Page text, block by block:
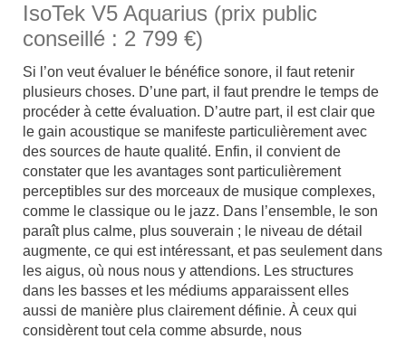
IsoTek V5 Aquarius (prix public
conseillé : 2 799 €)
Si l’on veut évaluer le bénéfice sonore, il faut retenir
plusieurs choses. D’une part, il faut prendre le temps de
procéder à cette évaluation. D’autre part, il est clair que
le gain acoustique se manifeste particulièrement avec
des sources de haute qualité. Enfin, il convient de
constater que les avantages sont particulièrement
perceptibles sur des morceaux de musique complexes,
comme le classique ou le jazz. Dans l’ensemble, le son
paraît plus calme, plus souverain ; le niveau de détail
augmente, ce qui est intéressant, et pas seulement dans
les aigus, où nous nous y attendions. Les structures
dans les basses et les médiums apparaissent elles
aussi de manière plus clairement définie. À ceux qui
considèrent tout cela comme absurde, nous